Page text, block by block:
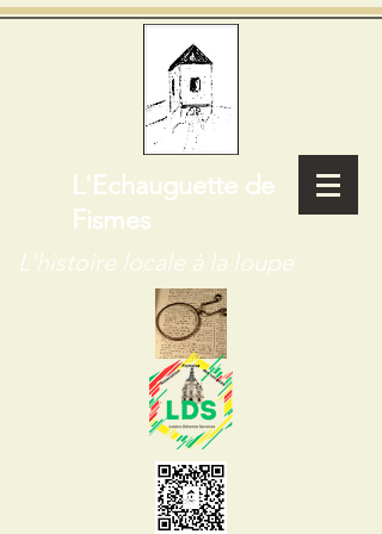
L'Echauguette de
Fismes
L'histoire locale à la loupe